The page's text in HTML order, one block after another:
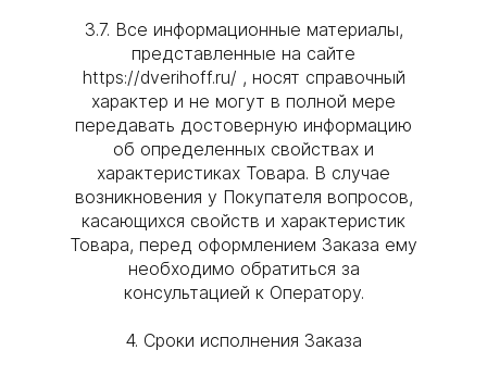
3.7. Все информационные материалы,
представленные на сайте
https://dverihoff.ru/ , носят справочный
характер и не могут в полной мере
передавать достоверную информацию
об определенных свойствах и
характеристиках Товара. В случае
возникновения у Покупателя вопросов,
касающихся свойств и характеристик
Товара, перед оформлением Заказа ему
необходимо обратиться за
консультацией к Оператору.
4. Сроки исполнения Заказа